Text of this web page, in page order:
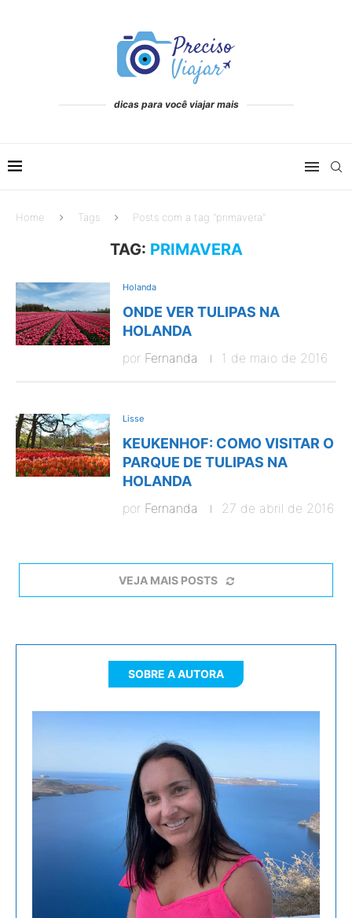
dicas para você viajar mais
Home Tags Posts com a tag "primavera"
TAG: PRIMAVERA
Holanda
ONDE VER TULIPAS NA
HOLANDA
por Fernanda 1 de maio de 2016
Lisse
KEUKENHOF: COMO VISITAR O
PARQUE DE TULIPAS NA
HOLANDA
por Fernanda 27 de abril de 2016
VEJA MAIS POSTS
SOBRE A AUTORA